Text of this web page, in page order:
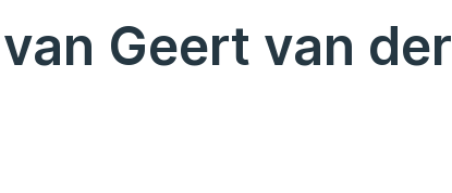
Geert van der